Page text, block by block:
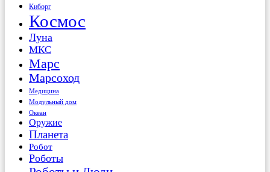
Киборг
Космос
Луна
МКС
Марс
Марсоход
Медицина
Модульный дом
Океан
Оружие
Планета
Робот
Роботы